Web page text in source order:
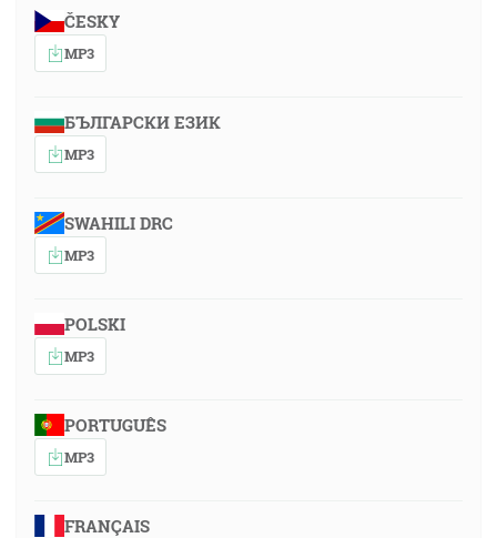
ČESKY
MP3
БЪЛГАРСКИ ЕЗИК
MP3
SWAHILI DRC
MP3
POLSKI
MP3
PORTUGUÊS
MP3
FRANÇAIS